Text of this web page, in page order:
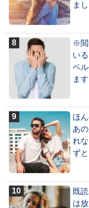
ま
※閲
い
ベ
ます
ほ
あ
れ
ず
既
は